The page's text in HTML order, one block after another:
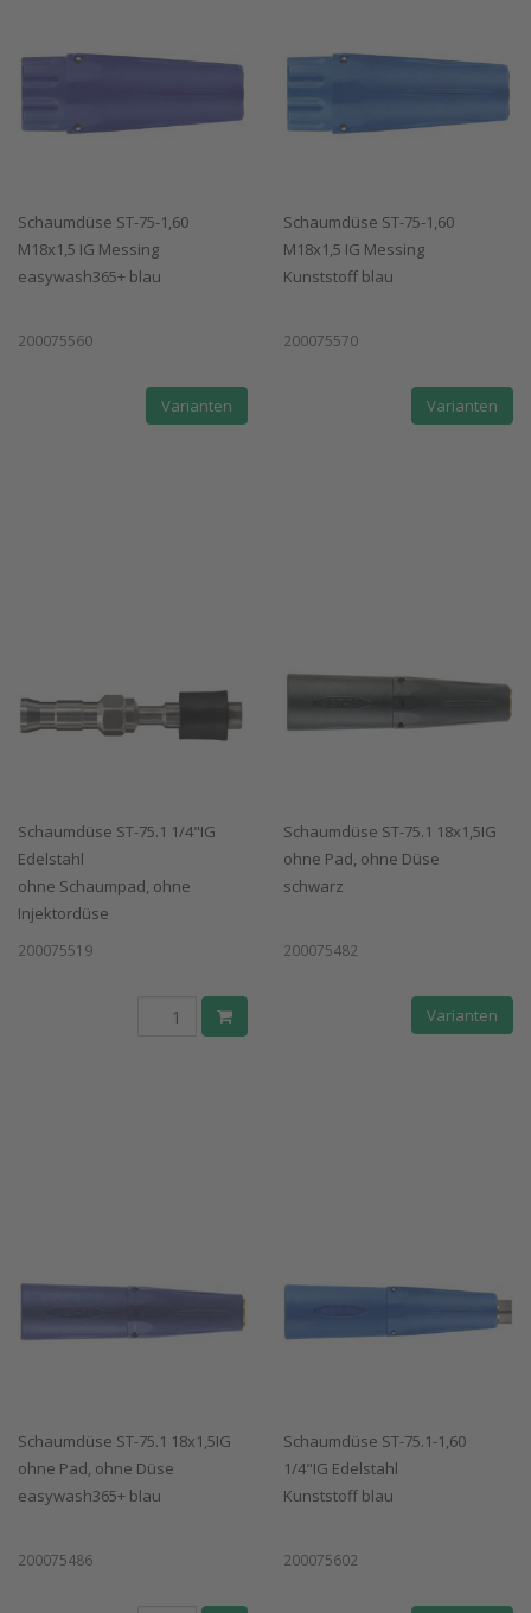
Schaumdüse ST-75-1,60
M18x1,5 IG Messing
easywash365+ blau
200075560
Varianten
Schaumdüse ST-75-1,60
M18x1,5 IG Messing
Kunststoff blau
200075570
Varianten
Schaumdüse ST-75.1 1/4"IG
Edelstahl
ohne Schaumpad, ohne
Injektordüse
200075519
Schaumdüse ST-75.1 18x1,5IG
ohne Pad, ohne Düse
schwarz
200075482
Varianten
Schaumdüse ST-75.1 18x1,5IG
ohne Pad, ohne Düse
easywash365+ blau
200075486
Schaumdüse ST-75.1-1,60
1/4"IG Edelstahl
Kunststoff blau
200075602